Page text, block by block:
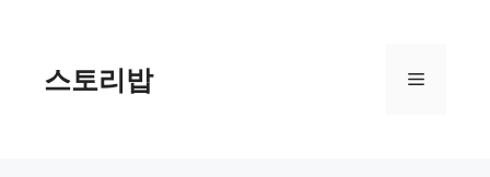
스토리밥 메